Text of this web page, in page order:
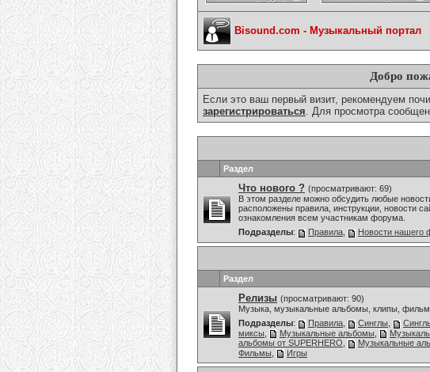
Bisound.com - Музыкальный портал
Добро
Если это ваш первый визит, рекомендуем
зарегистрироваться. Для просмотра
Раздел
Что нового ? (просматривают: 69)
В этом разделе можно обсудить любые
расположены правила, инструкции, новости
ознакомления всем участникам форума.
Подразделы: Правила Новости нашего
Раздел
Релизы (просматривают: 90)
Музыка, музыкальные альбомы, клипы,
Подразделы: Правила Синглы
миксы
Музыкальные альбомы
альбомы от SUPERHERO
Музыкальные
Фильмы
Игры